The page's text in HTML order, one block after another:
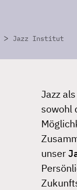
> Jazz Institut
Jazz
sowohl
unser